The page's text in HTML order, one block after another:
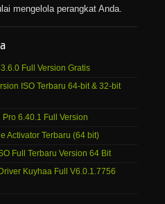
mengelola perangkat Anda.
Full Version Gratis
ISO Terbaru 64-bit & 32-bit
6.40.1 Full Version
Activator Terbaru (64 bit)
Full Terbaru Version 64 Bit
Kuyhaa Full V6.0.1.7756